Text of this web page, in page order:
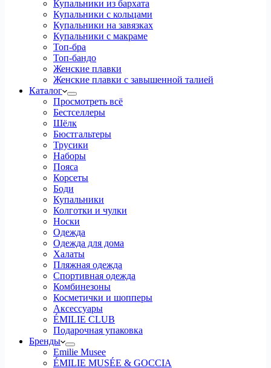
Купальники из бархата
Купальники с кольцами
Купальники на завязках
Купальники с макраме
Топ-бра
Топ-бандо
Женские плавки
Женские плавки с завышенной талией
Каталог
Просмотреть всё
Бестселлеры
Шёлк
Бюстгальтеры
Трусики
Наборы
Пояса
Корсеты
Боди
Купальники
Колготки и чулки
Носки
Одежда
Одежда для дома
Халаты
Пляжная одежда
Спортивная одежда
Комбинезоны
Косметички и шопперы
Аксессуары
ÉMILIE CLUB
Подарочная упаковка
Бренды
Emilie Musee
ÉMILIE MUSÉE & GOCCIA